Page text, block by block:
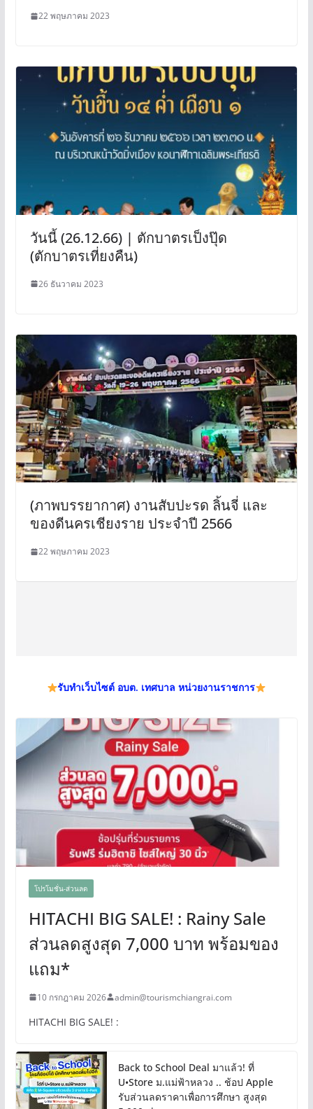
22 พฤษภาคม 2023
วันนี้ (26.12.66) | ตักบาตรเป็งปุ๊ด
(ตักบาตรเที่ยงคืน)
26 ธันวาคม 2023
(ภาพบรรยากาศ) งานสับปะรด ลิ้นจี่ และ
ของดีนครเชียงราย ประจำปี 2566
22 พฤษภาคม 2023
รับทำเว็บไซต์ อบต. เทศบาล หน่วยงานราชการ
โปรโมชั่น-ส่วนลด
HITACHI BIG SALE! : Rainy Sale
ส่วนลดสูงสุด 7,000 บาท พร้อมของ
แถม*
10 กรกฎาคม 2026 admin@tourismchiangrai.com
HITACHI BIG SALE! :
Back to School Deal มาแล้ว! ที่
U•Store ม.แม่ฟ้าหลวง .. ช้อป Apple
รับส่วนลดราคาเพื่อการศึกษา สูงสุด